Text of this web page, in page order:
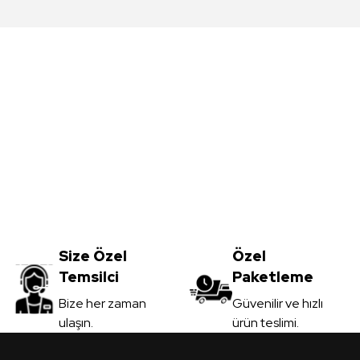
Gönder
3.450,00TL
KDV Dahil
Sipariş Ver
Size Özel
Temsilci
Bize her zaman
ulaşın.
Özel
Paketleme
Güvenilir ve hızlı
ürün teslimi.